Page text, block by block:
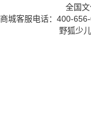
全国
商城客服电话：400-
野狐少